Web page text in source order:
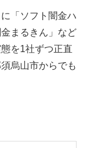
「ソフト闇金ハ
まるきん」など
を1社ずつ正直
烏山市からでも